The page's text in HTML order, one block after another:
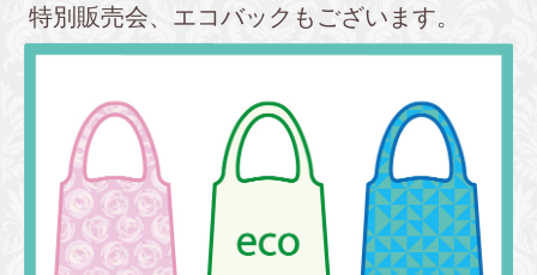
特別販売会、エコバックもございます。